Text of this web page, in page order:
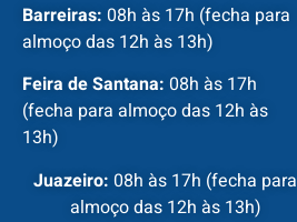
Barreiras: 08h às 17h (fecha para
almoço das 12h às 13h)
Feira de Santana: 08h às 17h
(fecha para almoço das 12h às
13h)
Juazeiro: 08h às 17h (fecha para
almoço das 12h às 13h)